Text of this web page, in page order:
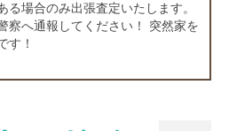
る場合のみ出張査定いたします。
察へ通報してください！ 突然家を
す！